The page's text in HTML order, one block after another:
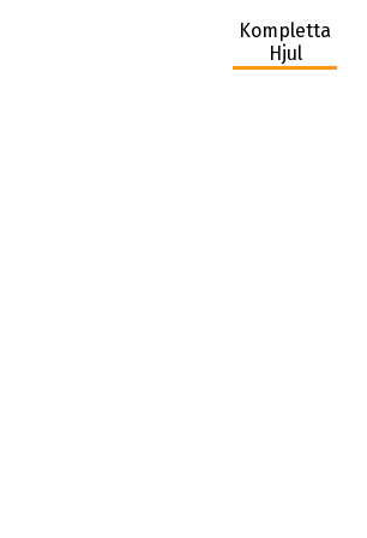
Kompletta
Hjul